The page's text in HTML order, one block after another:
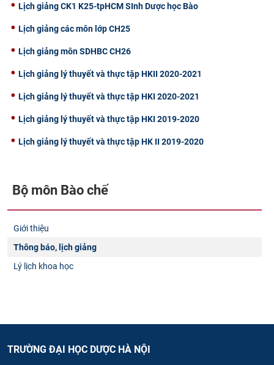
Lịch giảng CK1 K25-tpHCM SInh Dược học Bào
Lịch giảng các môn lớp CH25
Lịch giảng môn SDHBC CH26
Lịch giảng lý thuyết và thực tập HKII 2020-2021
Lịch giảng lý thuyết và thực tập HKI 2020-2021
Lịch giảng lý thuyết và thực tập HKI 2019-2020
Lịch giảng lý thuyết và thực tập HK II 2019-2020
Bộ môn Bào chế
Giới thiệu
Thông báo, lịch giảng
Lý lịch khoa học
TRƯỜNG ĐẠI HỌC DƯỢC HÀ NỘI